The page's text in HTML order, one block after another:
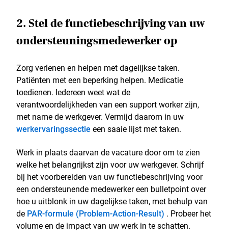
2. Stel de functiebeschrijving van uw
ondersteuningsmedewerker op
Zorg verlenen en helpen met dagelijkse taken.
Patiënten met een beperking helpen. Medicatie
toedienen. Iedereen weet wat de
verantwoordelijkheden van een support worker zijn,
met name de werkgever. Vermijd daarom in uw
werkervaringssectie een saaie lijst met taken.
Werk in plaats daarvan de vacature door om te zien
welke het belangrijkst zijn voor uw werkgever. Schrijf
bij het voorbereiden van uw functiebeschrijving voor
een ondersteunende medewerker een bulletpoint over
hoe u uitblonk in uw dagelijkse taken, met behulp van
de PAR-formule (Problem-Action-Result) . Probeer het
volume en de impact van uw werk in te schatten.